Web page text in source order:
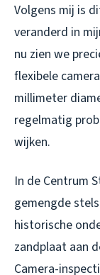
Volgens mij is
veranderd in
nu zien we
flexibele
millimeter
regelmatig
wijken.
In de Centrum
gemengde
historische
zandplaat aan
Camera-